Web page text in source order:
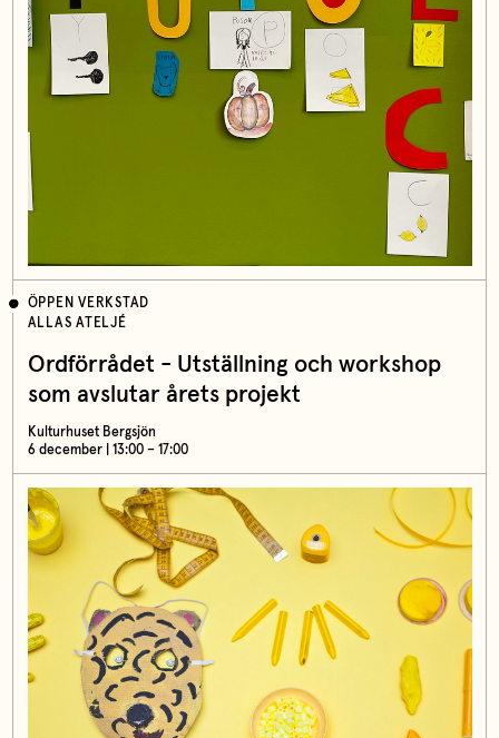
ÖPPEN VERKSTAD
ALLAS ATELJÉ
Ordförrådet - Utställning och workshop
som avslutar årets projekt
Kulturhuset Bergsjön
6 december | 13:00 – 17:00